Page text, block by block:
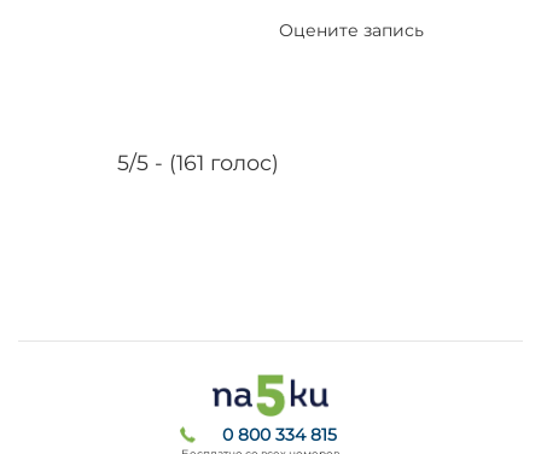
5/5 - (161 голос)
Оцените запись
0 800 334 815